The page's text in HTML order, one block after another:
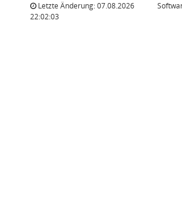
Letzte Änderung: 07.08.2026
22:02:03